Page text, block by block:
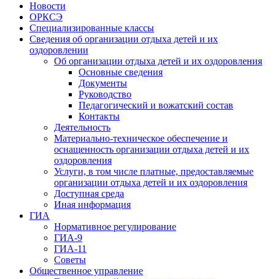
Новости
ОРКСЭ
Специализированные классы
Сведения об организации отдыха детей и их
оздоровлении
Об организации отдыха детей и их оздоровления
Основные сведения
Документы
Руководство
Педагогический и вожатский состав
Контакты
Деятельность
Материально-техническое обеспечение и
оснащенность организации отдыха детей и их
оздоровления
Услуги, в том числе платные, предоставляемые
организации отдыха детей и их оздоровления
Доступная среда
Иная информация
ГИА
Нормативное регулирование
ГИА-9
ГИА-11
Советы
Общественное управление